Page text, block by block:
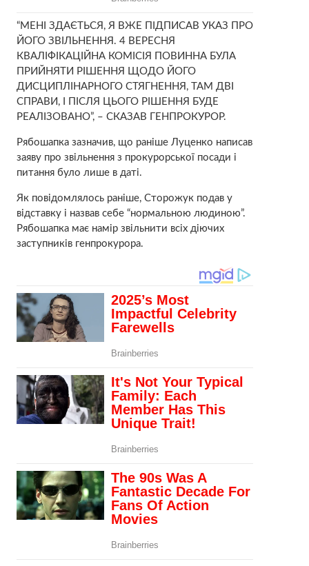
“МЕНІ ЗДАЄТЬСЯ, Я ВЖЕ ПІДПИСАВ УКАЗ ПРО
ЙОГО ЗВІЛЬНЕННЯ. 4 ВЕРЕСНЯ
КВАЛІФІКАЦІЙНА КОМІСІЯ ПОВИННА БУЛА
ПРИЙНЯТИ РІШЕННЯ ЩОДО ЙОГО
ДИСЦИПЛІНАРНОГО СТЯГНЕННЯ, ТАМ ДВІ
СПРАВИ, І ПІСЛЯ ЦЬОГО РІШЕННЯ БУДЕ
РЕАЛІЗОВАНО”, – СКАЗАВ ГЕНПРОКУРОР.
Рябошапка зазначив, що раніше Луценко написав
заяву про звільнення з прокурорської посади і
питання було лише в даті.
Як повідомлялось раніше, Сторожук подав у
відставку і назвав себе “нормальною людиною”.
Рябошапка має намір звільнити всіх діючих
заступників генпрокурора.